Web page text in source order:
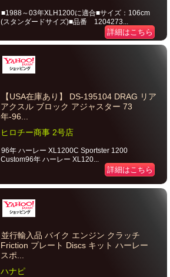
■1988～03年XLH1200に適合■サイズ：106cm
(スタンダードサイズ)■品番 1204273...
詳細はこちら
【USA在庫あり】 DS-195104 DRAG リア
アクスル ブロック アジャスター 73
年-96...
ヒロチー商事 2号店
96年 ハーレー XL1200C Sportster 1200
Custom96年 ハーレー XL120...
詳細はこちら
並行輸入品 バイク エンジン クラッチ
Friction プレート Discs キット ハーレー
スポ...
ハナピ